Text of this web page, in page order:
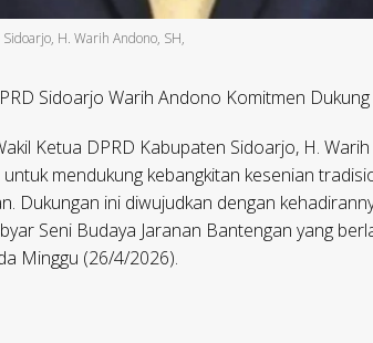
H. Warih Andono, SH,
Sidoarjo Warih Andono Komitmen
Ketua DPRD Kabupaten Sidoarjo, H.
mendukung kebangkitan kesenian
Dukungan ini diwujudkan dengan
Seni Budaya Jaranan Bantengan yang
Minggu (26/4/2026).